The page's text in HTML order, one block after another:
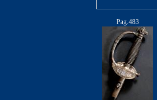
Pag.483